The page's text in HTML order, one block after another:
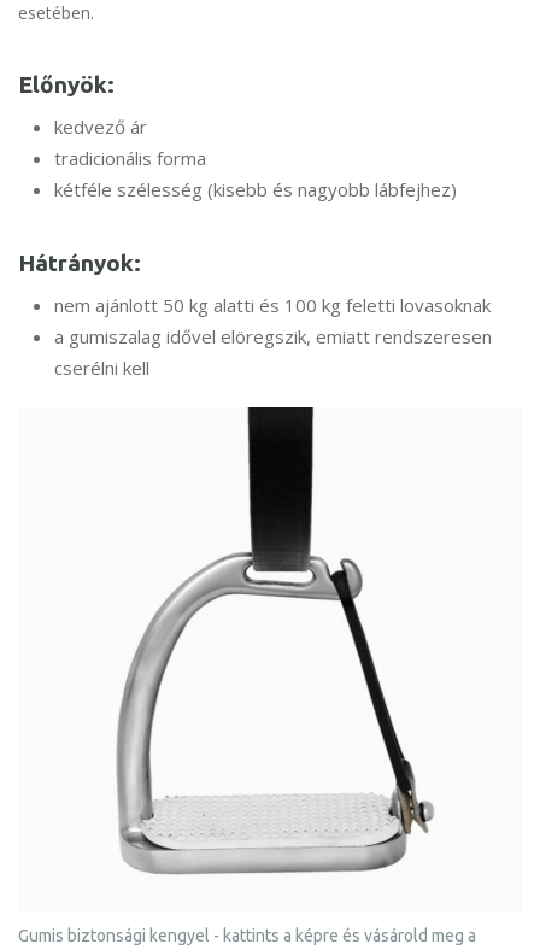
esetében.
Előnyök:
kedvező ár
tradicionális forma
kétféle szélesség (kisebb és nagyobb lábfejhez)
Hátrányok:
nem ajánlott 50 kg alatti és 100 kg feletti lovasoknak
a gumiszalag idővel elöregszik, emiatt rendszeresen
cserélni kell
Gumis biztonsági kengyel - kattints a képre és vásárold meg a